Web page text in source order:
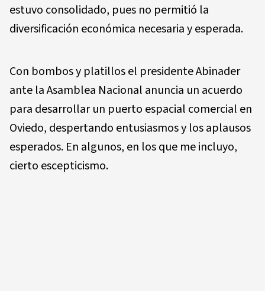
estuvo consolidado, pues no permitió la
diversificación económica necesaria y esperada.
Con bombos y platillos el presidente Abinader
ante la Asamblea Nacional anuncia un acuerdo
para desarrollar un puerto espacial comercial en
Oviedo, despertando entusiasmos y los aplausos
esperados. En algunos, en los que me incluyo,
cierto escepticismo.